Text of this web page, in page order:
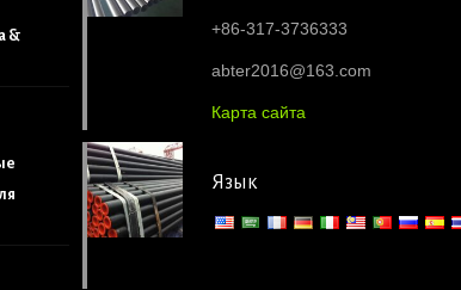
&
+86-317-3736333
abter2016@163.com
Карта сайта
Язык